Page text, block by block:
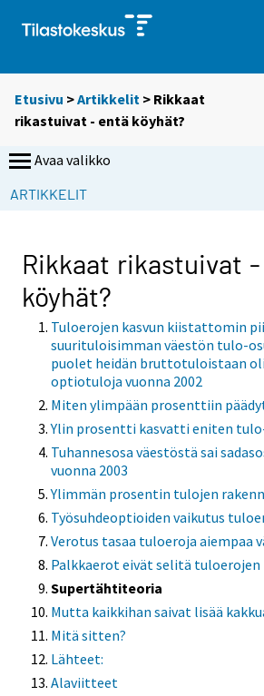
Etusivu >Artikkelit > Rikkaat
rikastuivat - entä köyhät?
Avaa valikko
ARTIKKELIT
Rikkaat rikastuivat
köyhät?
Tuloerojen kasvun kiistattomin
suurituloisimman väestön tulo-
puolet heidän bruttotuloistaan
optiotuloja vuonna 2002
Miten ylimpään prosenttiin
Ylin prosentti kasvatti eniten
Tuhannesosa väestöstä sai
vuonna 2003
Ylimmän prosentin tulojen
Työsuhdeoptioiden vaikutus
Verotus tasaa tuloeroja aiempaa
Palkkaerot eivät selitä tuloerojen
Supertähtiteoria
Mutta kaikkihan saivat lisää
Mitä sitten?
Lähteet:
Alaviitteet